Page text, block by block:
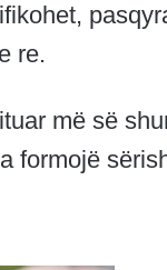
re.
më së
formojë